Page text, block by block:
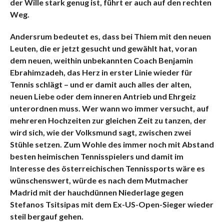
der Wille stark genug ist, führt er auch auf den rechten
Weg.
Andersrum bedeutet es, dass bei Thiem mit den neuen
Leuten, die er jetzt gesucht und gewählt hat, voran
dem neuen, weithin unbekannten Coach Benjamin
Ebrahimzadeh, das Herz in erster Linie wieder für
Tennis schlägt – und er damit auch alles der alten,
neuen Liebe oder dem inneren Antrieb und Ehrgeiz
unterordnen muss. Wer wann wo immer versucht, auf
mehreren Hochzeiten zur gleichen Zeit zu tanzen, der
wird sich, wie der Volksmund sagt, zwischen zwei
Stühle setzen. Zum Wohle des immer noch mit Abstand
besten heimischen Tennisspielers und damit im
Interesse des österreichischen Tennissports wäre es
wünschenswert, würde es nach dem Mutmacher
Madrid mit der hauchdünnen Niederlage gegen
Stefanos Tsitsipas mit dem Ex-US-Open-Sieger wieder
steil bergauf gehen.